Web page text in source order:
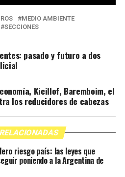
MEDIO AMBIENTE
SECCIONES
pasado y futuro a dos
Kicillof, Baremboim, el
los reducidores de cabezas
riesgo país: las leyes que
poniendo a la Argentina de